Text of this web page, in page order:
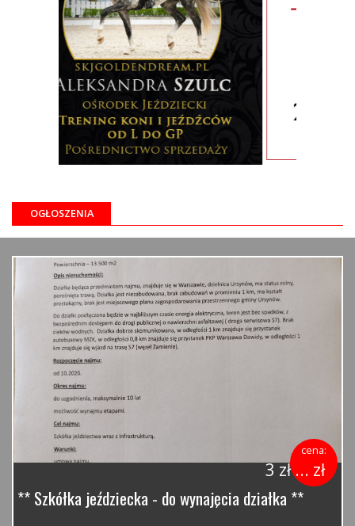
OGŁOSZENIA
cena:
3 zł ... zł
** Szkółka jeździecka - do wynajęcia działka **